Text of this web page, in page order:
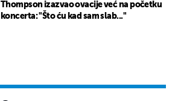
Thompson izazvao ovacije već na početku
koncerta: "Što ću kad sam slab..."